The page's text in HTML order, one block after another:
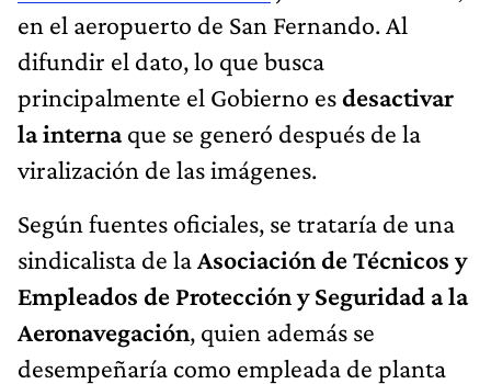
en el aeropuerto de San Fernando. Al
difundir el dato, lo que busca
principalmente el Gobierno esdesactivar
la internaque se generó después de la
viralización de las imágenes.
Según fuentes oficiales, se trataría de una
sindicalista de laAsociación de Técnicos y
Empleados de Protección y Seguridad a la
Aeronavegación, quien además se
desempeñaría como empleada de planta